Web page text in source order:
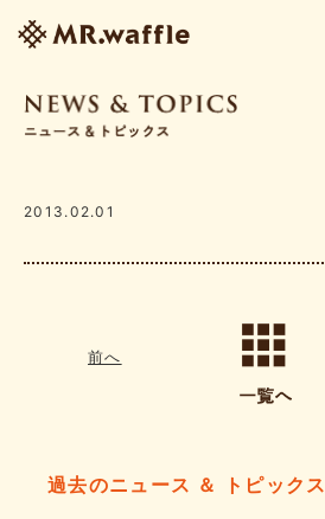
2013.02.01
前へ
過去のニュース ＆ トピックス